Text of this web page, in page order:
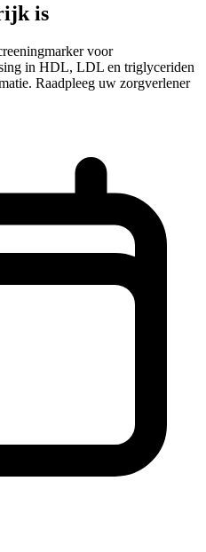
is
voor
in HDL, LDL en triglyceriden
Raadpleeg uw zorgverlener